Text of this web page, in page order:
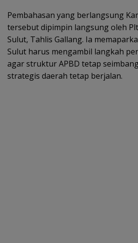
Pembahasan yang berlangsung
tersebut dipimpin langsung oleh
Sulut, Tahlis Gallang. Ia
Sulut harus mengambil langkah
agar struktur APBD tetap
strategis daerah tetap berjalan.